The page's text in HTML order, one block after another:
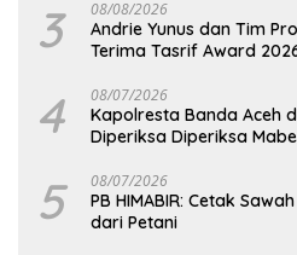
3 08/08/2026
Andrie Yunus dan Tim
Terima Tasrif Award
4 08/07/2026
Kapolresta Banda Aceh
Diperiksa Diperiksa
5 08/07/2026
PB HIMABIR: Cetak
dari Petani